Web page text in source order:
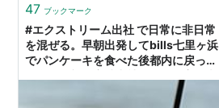
47 ブックマーク
#エクストリーム出社 で日常に非日常
を混ぜる。早朝出発してbills七里ヶ浜
でパンケーキを食べた後都内に戻って